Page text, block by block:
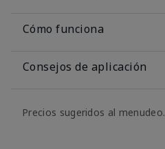
Cómo funciona
Consejos de aplicación
Precios sugeridos al menudeo.